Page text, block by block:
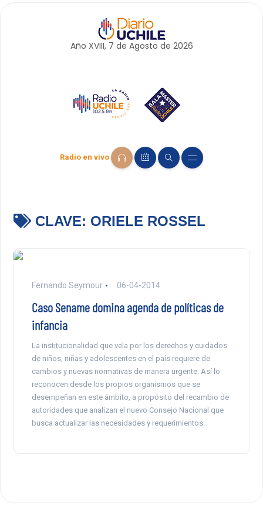
Año XVIII, 7 de Agosto de 2026
Radio en vivo
CLAVE: ORIELE ROSSEL
Fernando Seymour 06-04-2014
Caso Sename domina agenda de políticas de
infancia
La institucionalidad que vela por los derechos y cuidados
de niños, niñas y adolescentes en el país requiere de
cambios y nuevas normativas de manera urgente. Así lo
reconocen desde los propios organismos que se
desempeñan en este ámbito, a propósito del recambio de
autoridades que analizan el nuevo Consejo Nacional que
busca actualizar las necesidades y requerimientos.